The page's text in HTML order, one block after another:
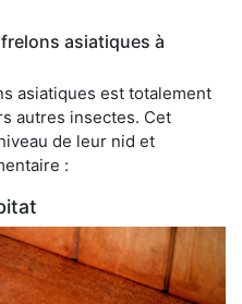
asiatiques à
asiatiques est totalement
autres insectes. Cet
de leur nid et
: